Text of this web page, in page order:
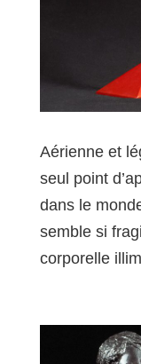
Aérienne et
seul point
dans le
semble si
corporelle